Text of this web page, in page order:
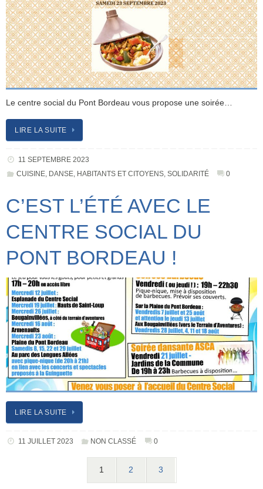
Le centre social du Pont Bordeau vous propose une soirée…
LIRE LA SUITE
11 SEPTEMBRE 2023
CUISINE, DANSE, HABITANTS ET CITOYENS, SOLIDARITÉ 0
C’EST L’ÉTÉ AVEC LE
CENTRE SOCIAL DU
PONT BORDEAU !
LIRE LA SUITE
11 JUILLET 2023 NON CLASSÉ 0
1 2 3